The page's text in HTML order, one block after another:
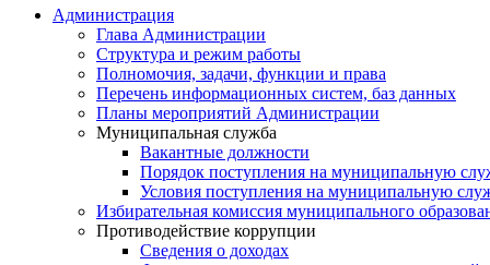
Администрация
Глава Администрации
Структура и режим работы
Полномочия, задачи, функции и права
Перечень информационных систем, баз данных
Планы мероприятий Администрации
Муниципальная служба
Вакантные должности
Порядок поступления на муниципальную
Условия поступления на муниципальную
Избирательная комиссия муниципального
Противодействие коррупции
Сведения о доходах